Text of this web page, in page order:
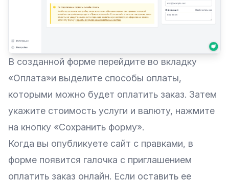
В созданной форме перейдите во вкладку
«Оплата»и выделите способы оплаты,
которыми можно будет оплатить заказ. Затем
укажите стоимость услуги и валюту, нажмите
на кнопку «Сохранить форму».
Когда вы опубликуете сайт с правками, в
форме появится галочка с приглашением
оплатить заказ онлайн. Если оставить ее